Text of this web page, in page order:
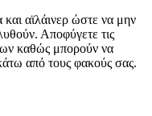
αϊλάινερ ώστε να μην
Αποφύγετε τις
καθώς μπορούν να
από τους φακούς σας.